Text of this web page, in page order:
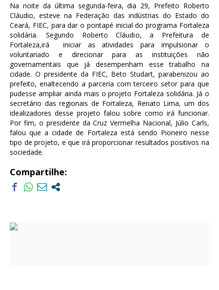
Na noite da última segunda-feira, dia 29, Prefeito Roberto
Cláudio, esteve na Federação das indústrias do Estado do
Ceará, FIEC, para dar o pontapé inicial do programa Fortaleza
solidária. Segundo Roberto Cláudio, a Prefeitura de
Fortaleza,irá iniciar as atividades para impulsionar o
voluntariado e direcionar para as instituições não
governamentais que já desempenham esse trabalho na
cidade. O presidente da FIEC, Beto Studart, parabenizou ao
prefeito, enaltecendo a parceria com terceiro setor para que
pudesse ampliar ainda mais o projeto Fortaleza solidária. Já o
secretário das regionais de Fortaleza, Renato Lima, um dos
idealizadores desse projeto falou sobre como irá funcionar.
Por fim, o presidente da Cruz Vermelha Nacional, Júlio Carls,
falou que a cidade de Fortaleza está sendo Pioneiro nesse
tipo de projeto, e que irá proporcionar resultados positivos na
sociedade.
Compartilhe: